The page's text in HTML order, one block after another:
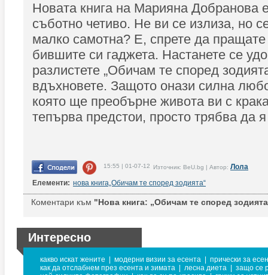
Новата книга на Марияна Добранова
съботно четиво. Не ви се излиза, но
малко самотна? Е, спрете да
бившите си гаджета. Настанете се
разлистете „Обичам те според
вдъхновете. Защото онази силна
която ще преобърне живота ви с
тепърва предстои, просто трябва да
15:55 | 01-07-12 Източник: BeU.bg | Автор: Лола
Елементи: нова книга„Обичам те според зодията“
Коментари към "Нова книга: „Обичам те според
Интересно
какво искат жените модерни визии за есента
прически за
как да отслабнем през есента и зимата
лесна диета
защо се